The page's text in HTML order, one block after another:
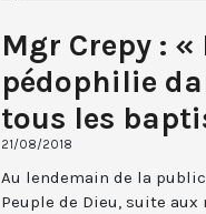
Mgr Crepy :
pédophilie
tous les
21/08/2018
Au lendemain de la
Peuple de Dieu, suite